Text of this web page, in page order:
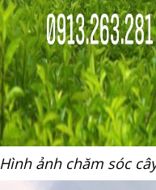
Hình ảnh chăm sóc